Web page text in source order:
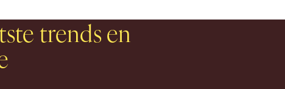
trends en